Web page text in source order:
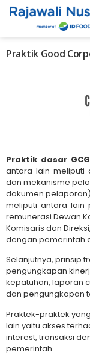
Praktik Good
Praktik dasar GCG
antara lain meliputi
dan mekanisme
dokumen
meliputi antara lain
remunerasi Dewan
Komisaris dan
dengan pemerintah
Selanjutnya, prinsip
pengungkapan
kepatuhan, laporan
dan pengungkapan
Praktek-praktek
lain yaitu akses
interest, transaksi
pemerintah.